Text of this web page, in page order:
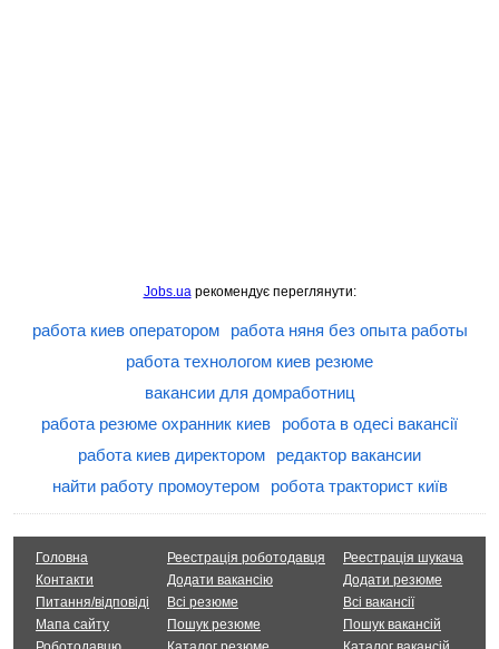
Jobs.uaрекомендує переглянути:
работа киев оператором
работа няня без опыта работы
работа технологом киев резюме
вакансии для домработниц
работа резюме охранник киев
робота в одесі вакансії
работа киев директором
редактор вакансии
найти работу промоутером
робота тракторист київ
Головна
Контакти
Питання/відповіді
Мапа сайту
Реестрація роботодавця
Додати вакансію
Всі резюме
Пошук резюме
Реестрація шукача
Додати резюме
Всі вакансії
Пошук вакансій